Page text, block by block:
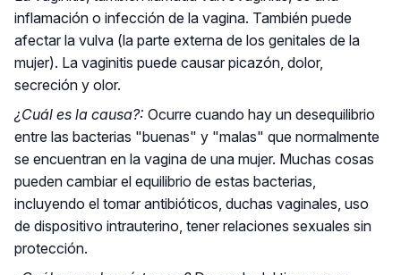
inflamación o infección de la vagina. También puede
afectar la vulva (la parte externa de los genitales de la
mujer). La vaginitis puede causar picazón, dolor,
secreción y olor.
¿Cuál es la causa?: Ocurre cuando hay un desequilibrio
entre las bacterias "buenas" y "malas" que normalmente
se encuentran en la vagina de una mujer. Muchas cosas
pueden cambiar el equilibrio de estas bacterias,
incluyendo el tomar antibióticos, duchas vaginales, uso
de dispositivo intrauterino, tener relaciones sexuales sin
protección.